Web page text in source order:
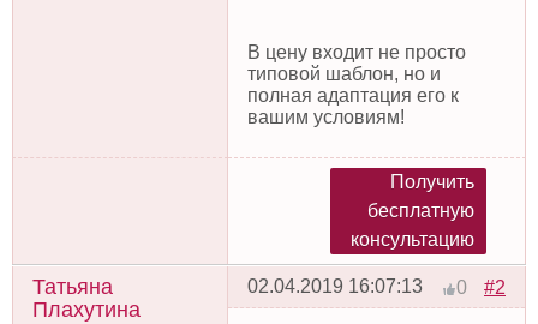
В цену входит не просто
типовой шаблон, но и
полная адаптация его к
вашим условиям!
Получить
бесплатную
консультацию
Татьяна
Плахутина
#2
0
02.04.2019 16:07:13